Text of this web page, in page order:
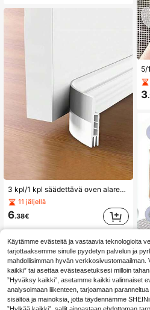
3 kpl/1 kpl säädettävä oven alareunan tiivistyslista, vedonestin, säänkestävä suojalista, melun ja hyönteisten estäjä
11 jäljellä
6.38€
3
Käytämme evästeitä ja vastaavia teknologioita
tarjottaaksemme sinulle pyydetyn palvelun ja
mahdollisimman hyvän verkkosivustomaailman.
kaikki” tai asettaa evästeasetuksesi milloin
”Hyväksy kaikki”, asetamme kaikki valinnaiset
analysoimaan liikenteen, tarjoamaan
sisältöä ja mainoksia, jotta täydennämme